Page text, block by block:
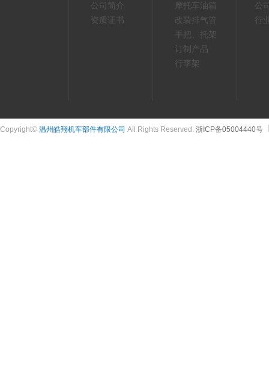
公司简介
资质证书
摩托车油箱
改装排气管
手把、托架
订制产品
行李架
公
行
Copyright© 温州皓翔机车部件有限公司 All Rights Reserved. 浙ICP备05004440号